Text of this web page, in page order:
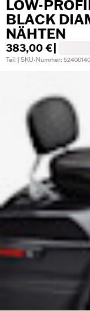
LOW-
BLACK
NÄHTEN
383,00 €
Teil | SKU-Nummer: 52400140